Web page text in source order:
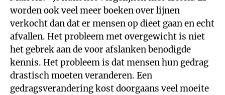
worden ook veel meer boeken over lijnen
verkocht dan dat er mensen op dieet gaan en echt
afvallen. Het probleem met overgewicht is niet
het gebrek aan de voor afslanken benodigde
kennis. Het probleem is dat mensen hun gedrag
drastisch moeten veranderen. Een
gedragsverandering kost doorgaans veel moeite